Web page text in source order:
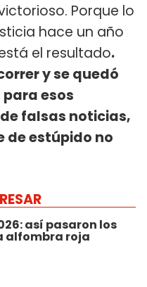
Porque lo
hace un año
el resultado.
y se quedó
esos
falsas noticias,
de estúpido no
así pasaron los
alfombra roja